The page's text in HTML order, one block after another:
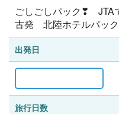
ごしごしパック❣ JTA
古発 北陸ホテルパッ
出発日
旅行日数